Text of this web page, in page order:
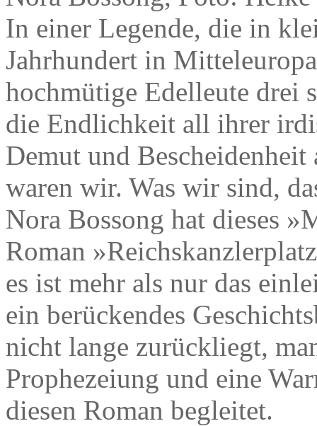
In einer Legende, die in
Jahrhundert in
hochmütige Edelleute drei
die Endlichkeit all ihrer
Demut und
waren wir. Was wir sind,
Nora Bossong hat dieses
Roman
es ist mehr als nur das
ein berückendes
nicht lange zurückliegt,
Prophezeiung und eine
diesen Roman begleitet.